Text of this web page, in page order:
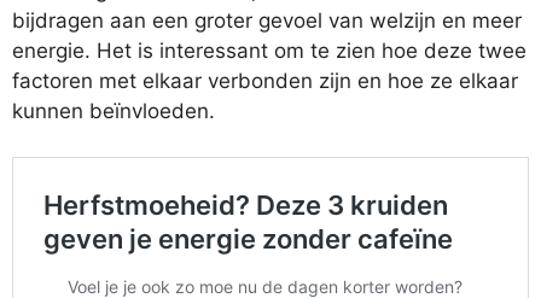
bijdragen aan een groter gevoel van welzijn en meer
energie. Het is interessant om te zien hoe deze twee
factoren met elkaar verbonden zijn en hoe ze elkaar
kunnen beïnvloeden.